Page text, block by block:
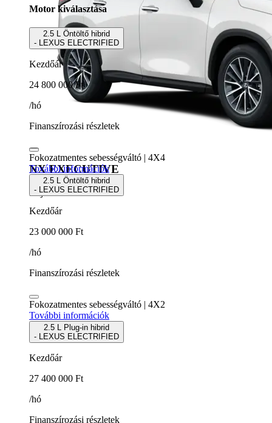
NX EXECUTIVE
5 ajtós SUV
Motor kiválasztása
2.5 L Öntöltő hibrid
- LEXUS ELECTRIFIED
Kezdőár
24 800 000 Ft
/hó
Finanszírozási részletek
Fokozatmentes sebességváltó | 4X4
További információk
2.5 L Öntöltő hibrid
- LEXUS ELECTRIFIED
Kezdőár
23 000 000 Ft
/hó
Finanszírozási részletek
Fokozatmentes sebességváltó | 4X2
További információk
2.5 L Plug-in hibrid
- LEXUS ELECTRIFIED
Kezdőár
27 400 000 Ft
/hó
Finanszírozási részletek